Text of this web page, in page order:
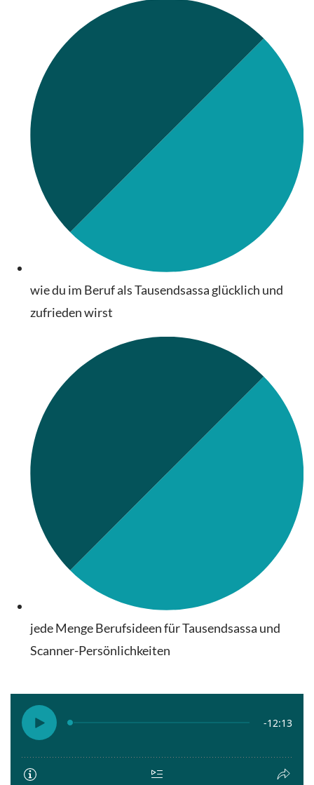
wie du im Beruf als Tausendsassa glücklich und
zufrieden wirst
jede Menge Berufsideen für Tausendsassa und
Scanner-Persönlichkeiten